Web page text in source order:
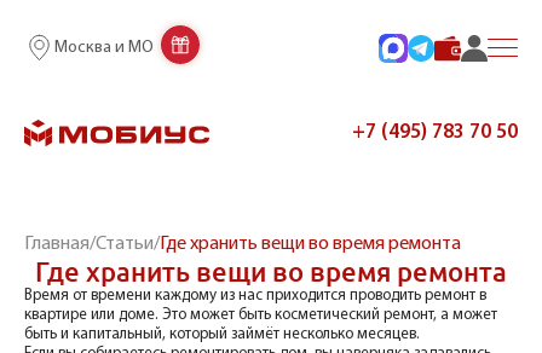
Москва и МО
+7 (495) 783 70 50
Главная/Статьи/ Где хранить вещи во время ремонта
Где хранить вещи во время ремонта
Время от времени каждому из нас приходится проводить ремонт в
квартире или доме. Это может быть косметический ремонт, а может
быть и капитальный, который займёт несколько месяцев.